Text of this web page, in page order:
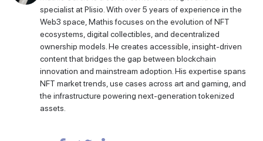
specialist at Plisio. With over 5 years of experience in the
Web3 space, Mathis focuses on the evolution of NFT
ecosystems, digital collectibles, and decentralized
ownership models. He creates accessible, insight-driven
content that bridges the gap between blockchain
innovation and mainstream adoption. His expertise spans
NFT market trends, use cases across art and gaming, and
the infrastructure powering next-generation tokenized
assets.